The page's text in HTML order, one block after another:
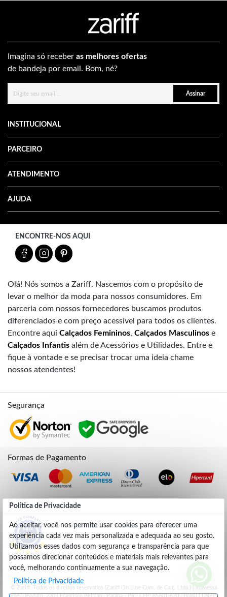
Política de Privacidade
Ao aceitar, você nos permite usar cookies para oferecer uma
experiência cada vez mais personalizada e adequada ao seu gosto.
Utilizamos esses dados com segurança e transparência para que
possamos direcionar conteúdos e materiais mais relevantes para
você, melhorando continuamente a sua navegação.
Política de Privacidade
Imagina só receber as melhores ofertas
de bandeja por email. Bom, né?
Assinar
INSTITUCIONAL
PARCEIRO
ATENDIMENTO
AJUDA
ENCONTRE-NOS AQUI
Olá! Nós somos a Zariff. Nascemos com o propósito de
levar o melhor da moda para nossos consumidores. Em
parceria com nossos fornecedores buscamos produtos
diferenciados e com preço acessível para todos os clientes.
Encontre aqui Calçados Femininos, Calçados Masculinos e
Calçados Infantis além de Acessórios e Utilidades. Entre e
fique à vontade e se precisar trocar uma ideia chame
nossos atendentes!
Segurança
Formas de Pagamento
Credibilidade
4.9
© Zariff. Todos os direitos reservados (Zariff On Line Com. de Calç. Ltda.) | Travessa
Frei Deodato, 230 | Francisco Beltrão | Parana - PR | CEP: 85601-620 | Brasil | CNPJ: